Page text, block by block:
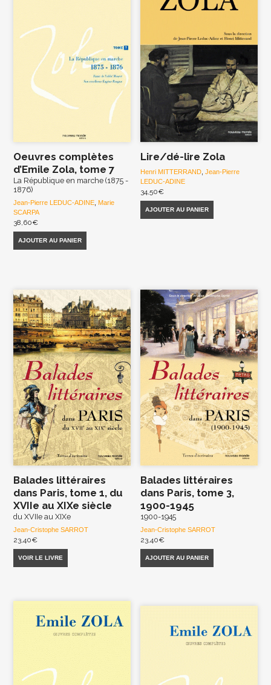
Oeuvres complètes
d’Emile Zola, tome 7
La République en marche (1875 -
1876)
Jean-Pierre LEDUC-ADINE, Marie
SCARPA
38,60€
AJOUTER AU PANIER
Lire/dé-lire Zola
Henri MITTERRAND,Jean-Pierre
LEDUC-ADINE
34,50€
AJOUTER AU PANIER
Balades littéraires
dans Paris, tome 1, du
XVIIe au XIXe siècle
du XVIIe au XIXe
Jean-Cristophe SARROT
23,40€
VOIR LE LIVRE
Balades littéraires
dans Paris, tome 3,
1900-1945
1900-1945
Jean-Cristophe SARROT
23,40€
AJOUTER AU PANIER